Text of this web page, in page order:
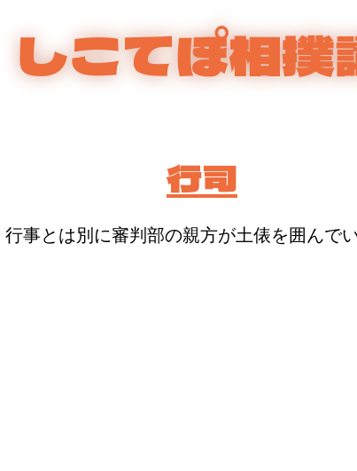
しこてぽ相撲
行司
事とは別に審判部の親方が土俵を囲んで